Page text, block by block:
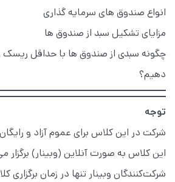
انواع صندوق های سرمایه گذاری
مزایای تشکیل سبد از صندوق ها
چگونه سبدی از صندوق ها با حداقل
دهیم؟
توجه
شرکت در این کلاس برای عموم آزاد و
این کلاس به صورت آنلاین (وبینار) برگزار
شرکت‌کنندگان وبینار تنها در زمان